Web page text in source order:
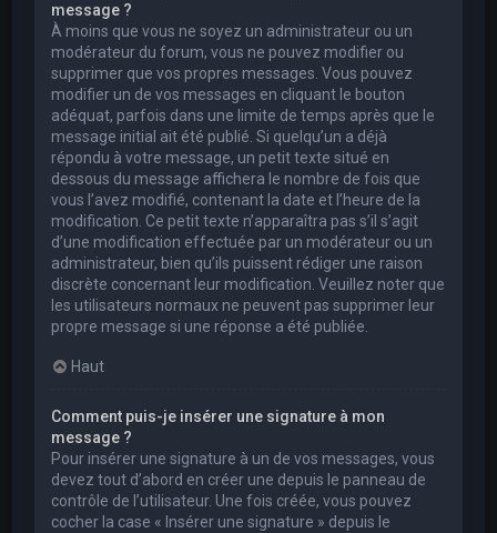
message ?
À moins que vous ne soyez un administrateur ou un
modérateur du forum, vous ne pouvez modifier ou
supprimer que vos propres messages. Vous pouvez
modifier un de vos messages en cliquant le bouton
adéquat, parfois dans une limite de temps après que le
message initial ait été publié. Si quelqu’un a déjà
répondu à votre message, un petit texte situé en
dessous du message affichera le nombre de fois que
vous l’avez modifié, contenant la date et l’heure de la
modification. Ce petit texte n’apparaîtra pas s’il s’agit
d’une modification effectuée par un modérateur ou un
administrateur, bien qu’ils puissent rédiger une raison
discrète concernant leur modification. Veuillez noter que
les utilisateurs normaux ne peuvent pas supprimer leur
propre message si une réponse a été publiée.
Haut
Comment puis-je insérer une signature à mon
message ?
Pour insérer une signature à un de vos messages, vous
devez tout d’abord en créer une depuis le panneau de
contrôle de l’utilisateur. Une fois créée, vous pouvez
cocher la case « Insérer une signature » depuis le